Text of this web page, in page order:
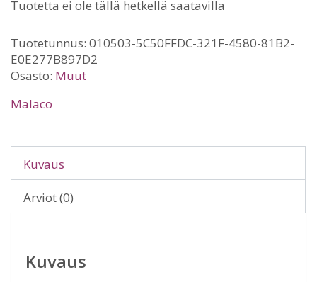
Tuotetta ei ole tällä hetkellä saatavilla
Tuotetunnus: 010503-5C50FFDC-321F-4580-81B2-
E0E277B897D2
Osasto: Muut
Malaco
Kuvaus
Arviot (0)
Kuvaus